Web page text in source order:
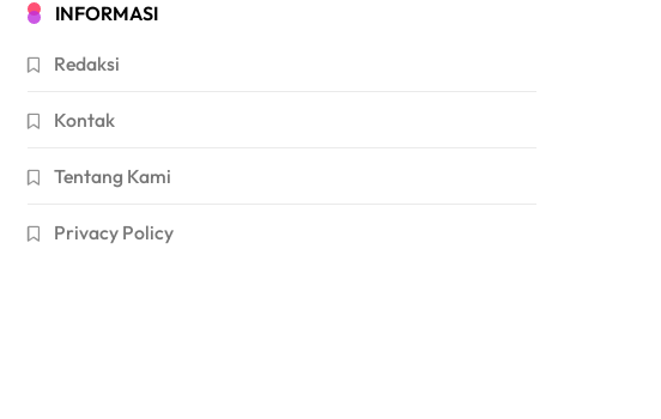
INFORMASI
Redaksi
Kontak
Tentang Kami
Privacy Policy